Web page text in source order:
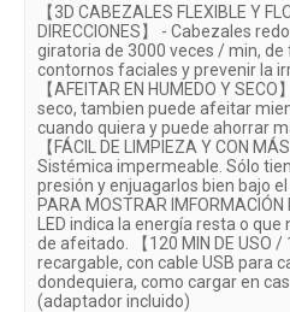
【3D CABEZALES FLEXIBLE Y
DIRECCIONES】 - Cabezales
giratoria de 3000 veces / min,
contornos faciales y prevenir la
【AFEITAR EN HUMEDO Y
seco, tambien puede afeitar
cuando quiera y puede ahorrar
【FÁCIL DE LIMPIEZA Y CON
Sistémica impermeable. Sólo
presión y enjuagarlos bien bajo el
PARA MOSTRAR
LED indica la energía resta o
de afeitado. 【120 MIN DE USO
recargable, con cable USB para
dondequiera, como cargar en
(adaptador incluido)